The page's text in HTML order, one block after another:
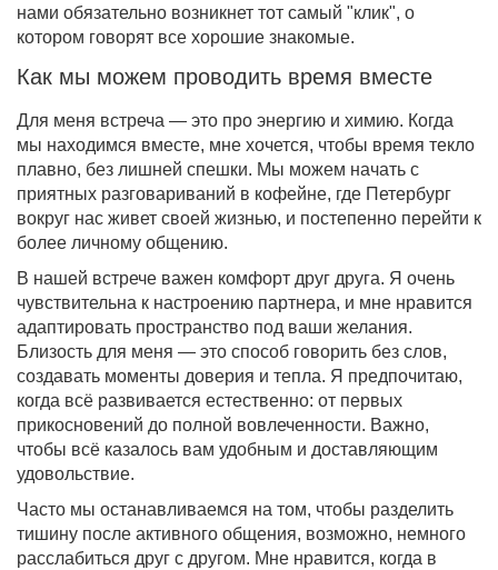
нами обязательно возникнет тот самый "клик", о
котором говорят все хорошие знакомые.
Как мы можем проводить время вместе
Для меня встреча — это про энергию и химию. Когда
мы находимся вместе, мне хочется, чтобы время текло
плавно, без лишней спешки. Мы можем начать с
приятных разговариваний в кофейне, где Петербург
вокруг нас живет своей жизнью, и постепенно перейти к
более личному общению.
В нашей встрече важен комфорт друг друга. Я очень
чувствительна к настроению партнера, и мне нравится
адаптировать пространство под ваши желания.
Близость для меня — это способ говорить без слов,
создавать моменты доверия и тепла. Я предпочитаю,
когда всё развивается естественно: от первых
прикосновений до полной вовлеченности. Важно,
чтобы всё казалось вам удобным и доставляющим
удовольствие.
Часто мы останавливаемся на том, чтобы разделить
тишину после активного общения, возможно, немного
расслабиться друг с другом. Мне нравится, когда в